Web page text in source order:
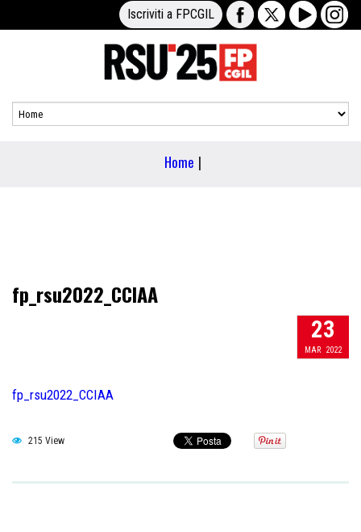
Iscriviti a FPCGIL
Home |
fp_rsu2022_CCIAA
23
MAR 2022
fp_rsu2022_CCIAA
215 View